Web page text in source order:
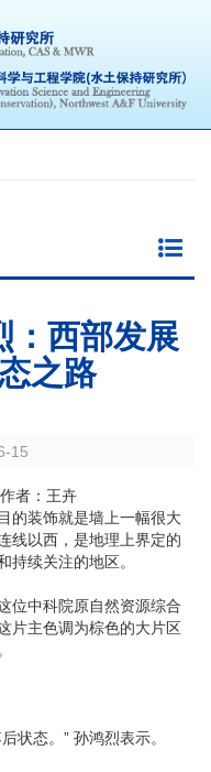
：西部发展
之路
15
者：王卉
的装饰就是墙上一幅很大
线以西，是地理上界定的
持续关注的地区。
位中科院原自然资源综合
片主色调为棕色的大片区
状态。” 孙鸿烈表示。